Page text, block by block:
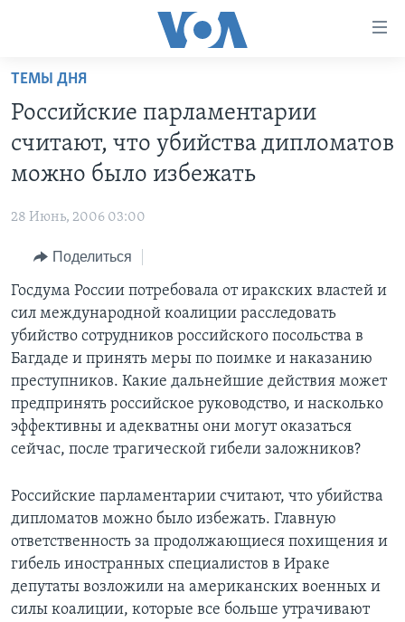
Перейти
основной
контент
основной
Перейти
поиск
ИТОГИ
ПОЧЕМУ ЭТО ВАЖНО?
ДИСКУССИЯ VOA
ДЕТАЛИ
НЬЮ-ЙОРК NEW YORK
АМЕРИКА. БОЛЬШОЕ ПУТЕШЕСТВИЕ
НАША АМЕРИКАНСКАЯ ИСТОРИЯ
А КАК В АМЕРИКЕ?
АРТЕФАКТЫ
АМЕРИКАНСКИЕ ГОРОДКИ
ТЕСТЫ
ИНТЕРВЬЮ
ФАКТЫ ПРОТИВ ФЕЙКОВ
ЗА СВОБОДУ ПРЕССЫ
УЧИМ АНГЛИЙСКИЙ
ВИДЕО
ПОДПИСКА НА НОВОСТИ
Learning English
Языки
ТЕМЫ ДНЯ
Российские парламентарии
считают, что убийства дипломатов
можно было избежать
28 Июнь, 2006 03:00
Поделиться
Госдума России потребовала от иракских властей и
сил международной коалиции расследовать
убийство сотрудников российского посольства в
Багдаде и принять меры по поимке и наказанию
преступников. Какие дальнейшие действия может
предпринять российское руководство, и насколько
эффективны и адекватны они могут оказаться
сейчас, после трагической гибели заложников?
Российские парламентарии считают, что убийства
дипломатов можно было избежать. Главную
ответственность за продолжающиеся похищения и
гибель иностранных специалистов в Ираке
депутаты возложили на американских военных и
силы коалиции, которые все больше утрачивают